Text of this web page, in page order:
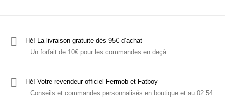
Hé! La livraison gratuite dés 95€ d’achat
Un forfait de 10€ pour les commandes en deçà
Hé! Votre revendeur officiel Fermob et Fatboy
Conseils et commandes personnalisés en boutique et au 02 54